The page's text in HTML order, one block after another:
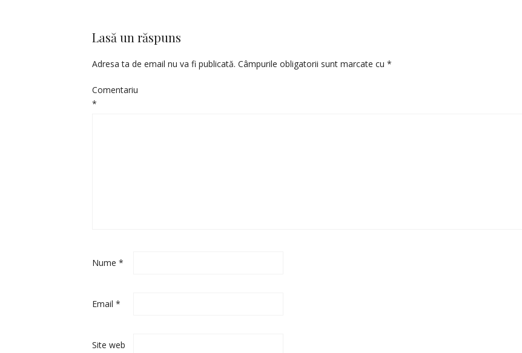
Lasă un răspuns
Adresa ta de email nu va fi publicată. Câmpurile obligatorii sunt marcate cu *
Comentariu
*
Nume *
Email *
Site web